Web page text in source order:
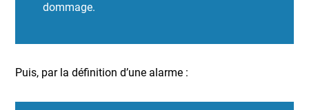
dommage.
Puis, par la définition d’une alarme :